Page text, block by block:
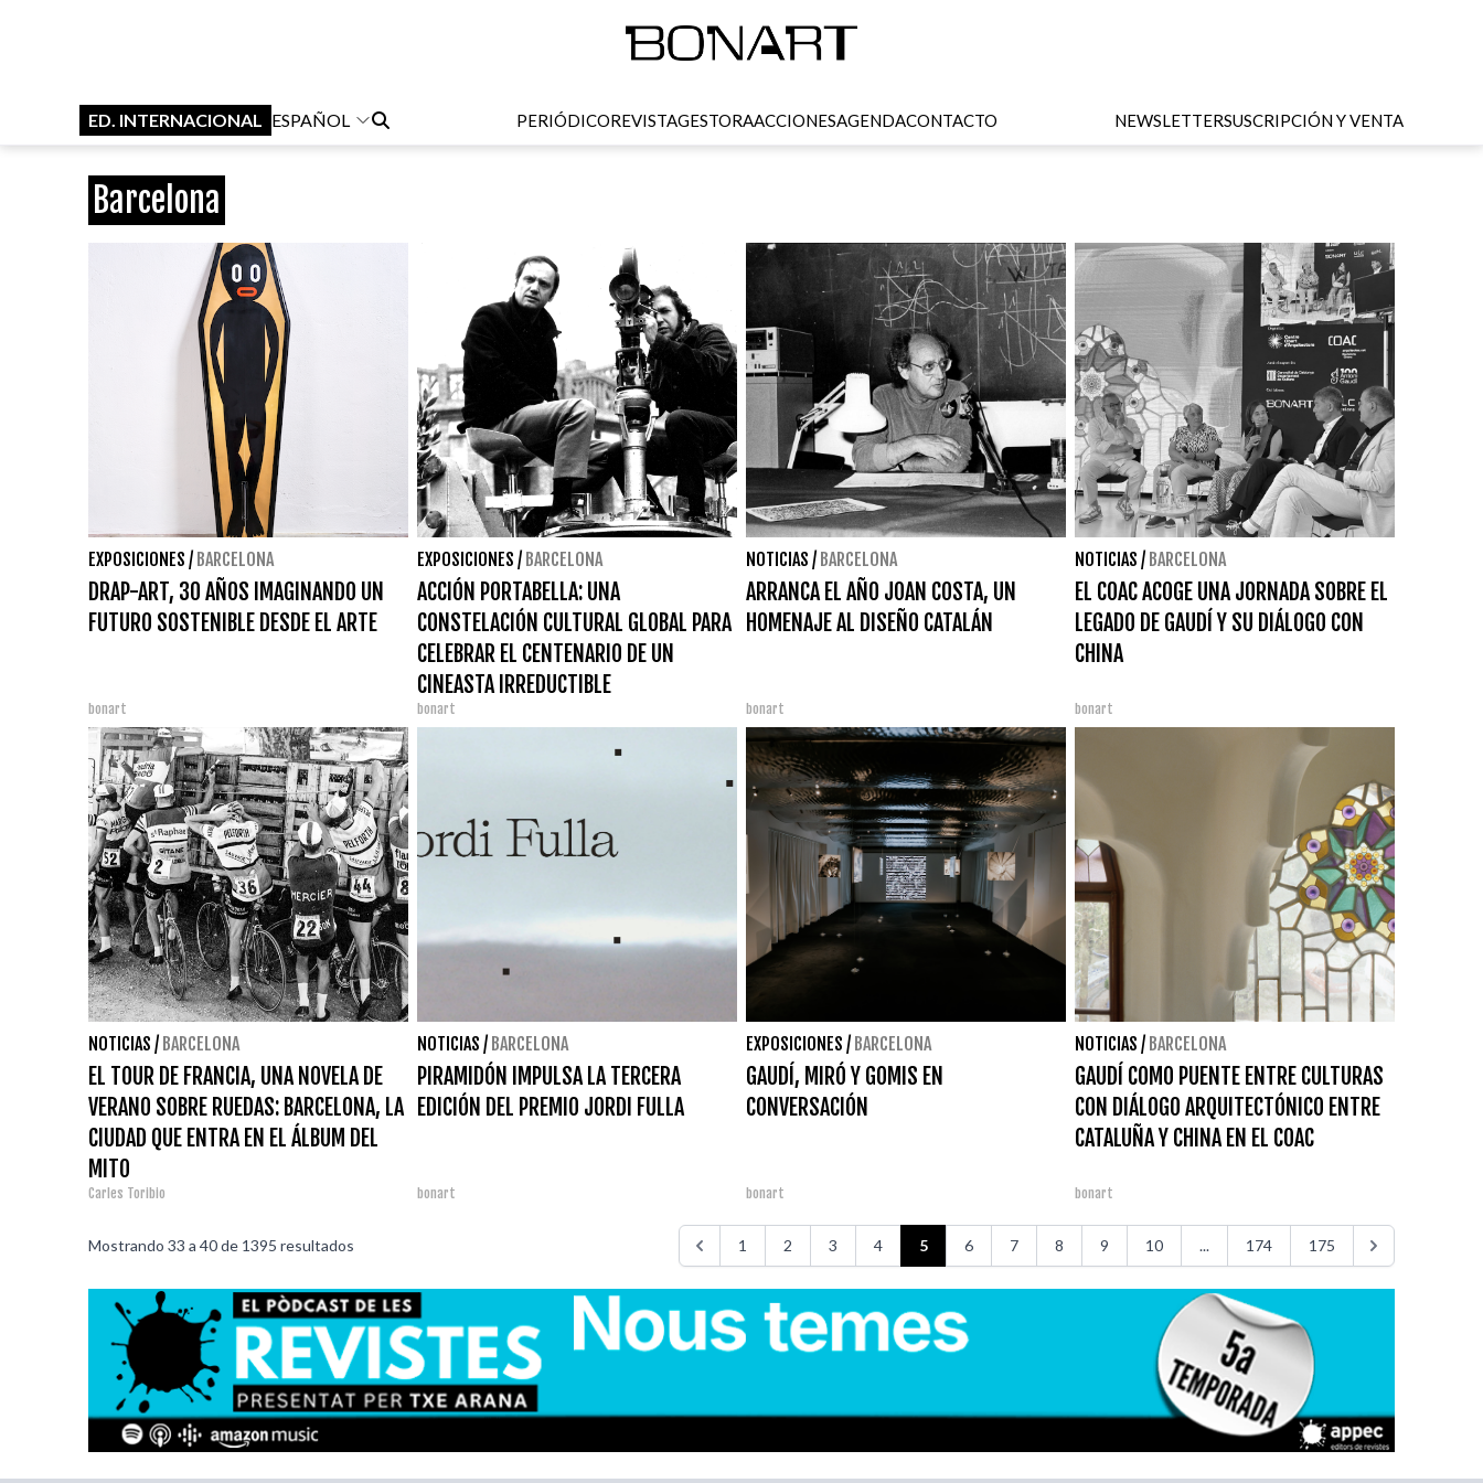
ED. INTERNACIONAL ESPAÑOL PERIÓDICOREVISTAGESTORAACCIONESAGENDACONTACTO NEWSLETTERSUSCRIPCIÓN Y VENTA
Barcelona
EXPOSICIONES / BARCELONA
DRAP-ART, 30 AÑOS IMAGINANDO UN
FUTURO SOSTENIBLE DESDE EL ARTE
bonart
EXPOSICIONES / BARCELONA
ACCIÓN PORTABELLA: UNA
CONSTELACIÓN CULTURAL GLOBAL PARA
CELEBRAR EL CENTENARIO DE UN
CINEASTA IRREDUCTIBLE
bonart
NOTICIAS / BARCELONA
ARRANCA EL AÑO JOAN COSTA, UN
HOMENAJE AL DISEÑO CATALÁN
bonart
NOTICIAS / BARCELONA
EL COAC ACOGE UNA JORNADA SOBRE EL
LEGADO DE GAUDÍ Y SU DIÁLOGO CON
CHINA
bonart
NOTICIAS / BARCELONA
EL TOUR DE FRANCIA, UNA NOVELA DE
VERANO SOBRE RUEDAS: BARCELONA, LA
CIUDAD QUE ENTRA EN EL ÁLBUM DEL
MITO
Carles Toribio
NOTICIAS / BARCELONA
PIRAMIDÓN IMPULSA LA TERCERA
EDICIÓN DEL PREMIO JORDI FULLA
bonart
EXPOSICIONES / BARCELONA
GAUDÍ, MIRÓ Y GOMIS EN
CONVERSACIÓN
bonart
NOTICIAS / BARCELONA
GAUDÍ COMO PUENTE ENTRE CULTURAS
CON DIÁLOGO ARQUITECTÓNICO ENTRE
CATALUÑA Y CHINA EN EL COAC
bonart
Mostrando 33 a 40de 1395 resultados 1 2 3 4 5 6 7 8 9 10 ... 174 175